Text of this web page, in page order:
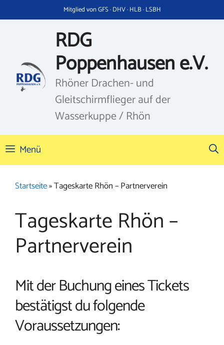
Inhalt
Mitglied von GFS · DHV · HLB · LSBH
RDG
Poppenhausen e.V.
Rhöner Drachen- und
Gleitschirmflieger auf der
Wasserkuppe / Rhön
Menü
Startseite»Tageskarte Rhön – Partnerverein
Tageskarte Rhön –
Partnerverein
Mit der Buchung eines Tickets
bestätigst du folgende
Voraussetzungen: